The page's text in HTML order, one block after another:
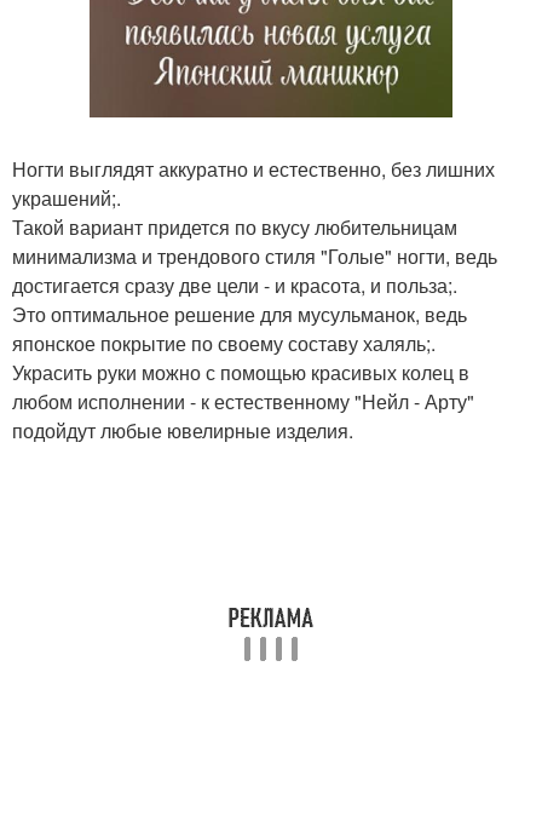
Ногти выглядят аккуратно и естественно, без лишних
украшений;.
Такой вариант придется по вкусу любительницам
минимализма и трендового стиля "Голые" ногти, ведь
достигается сразу две цели - и красота, и польза;.
Это оптимальное решение для мусульманок, ведь
японское покрытие по своему составу халяль;.
Украсить руки можно с помощью красивых колец в
любом исполнении - к естественному "Нейл - Арту"
подойдут любые ювелирные изделия.